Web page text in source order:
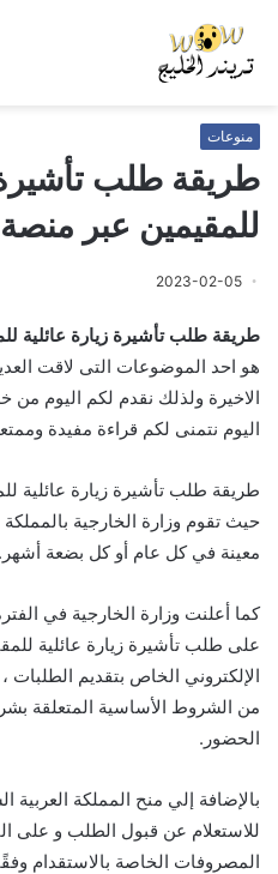
منوعات
طريقة طلب تأشيرة
للمقيمين عبر
2023-02-05
طريقة طلب تأشيرة زيارة عائلية
هو احد الموضوعات التى لاقت
الاخيرة ولذلك نقدم لكم اليوم من
اليوم نتمنى لكم قراءة مفيدة
طريقة طلب تأشيرة زيارة عائلية
حيث تقوم وزارة الخارجية بالمملكة
معينة في كل عام أو كل بضعة أشهر.
كما أعلنت وزارة الخارجية في
على طلب تأشيرة زيارة عائلية
الإلكتروني الخاص بتقديم
من الشروط الأساسية المتعلقة
الحضور.
بالإضافة إلي منح المملكة العربية
للاستعلام عن قبول الطلب و على
المصروفات الخاصة بالاستقدام